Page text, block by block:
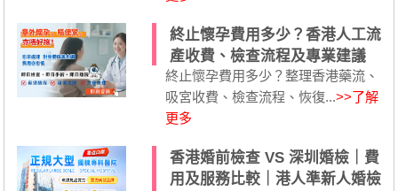
終止懷孕費用多少？香港人工流
產收費、檢查流程及專業建議
終止懷孕費用多少？整理香港藥流、
吸宮收費、檢查流程、恢復...>>了解
更多
香港婚前檢查 VS 深圳婚檢｜費
用及服務比較｜港人準新人婚檢